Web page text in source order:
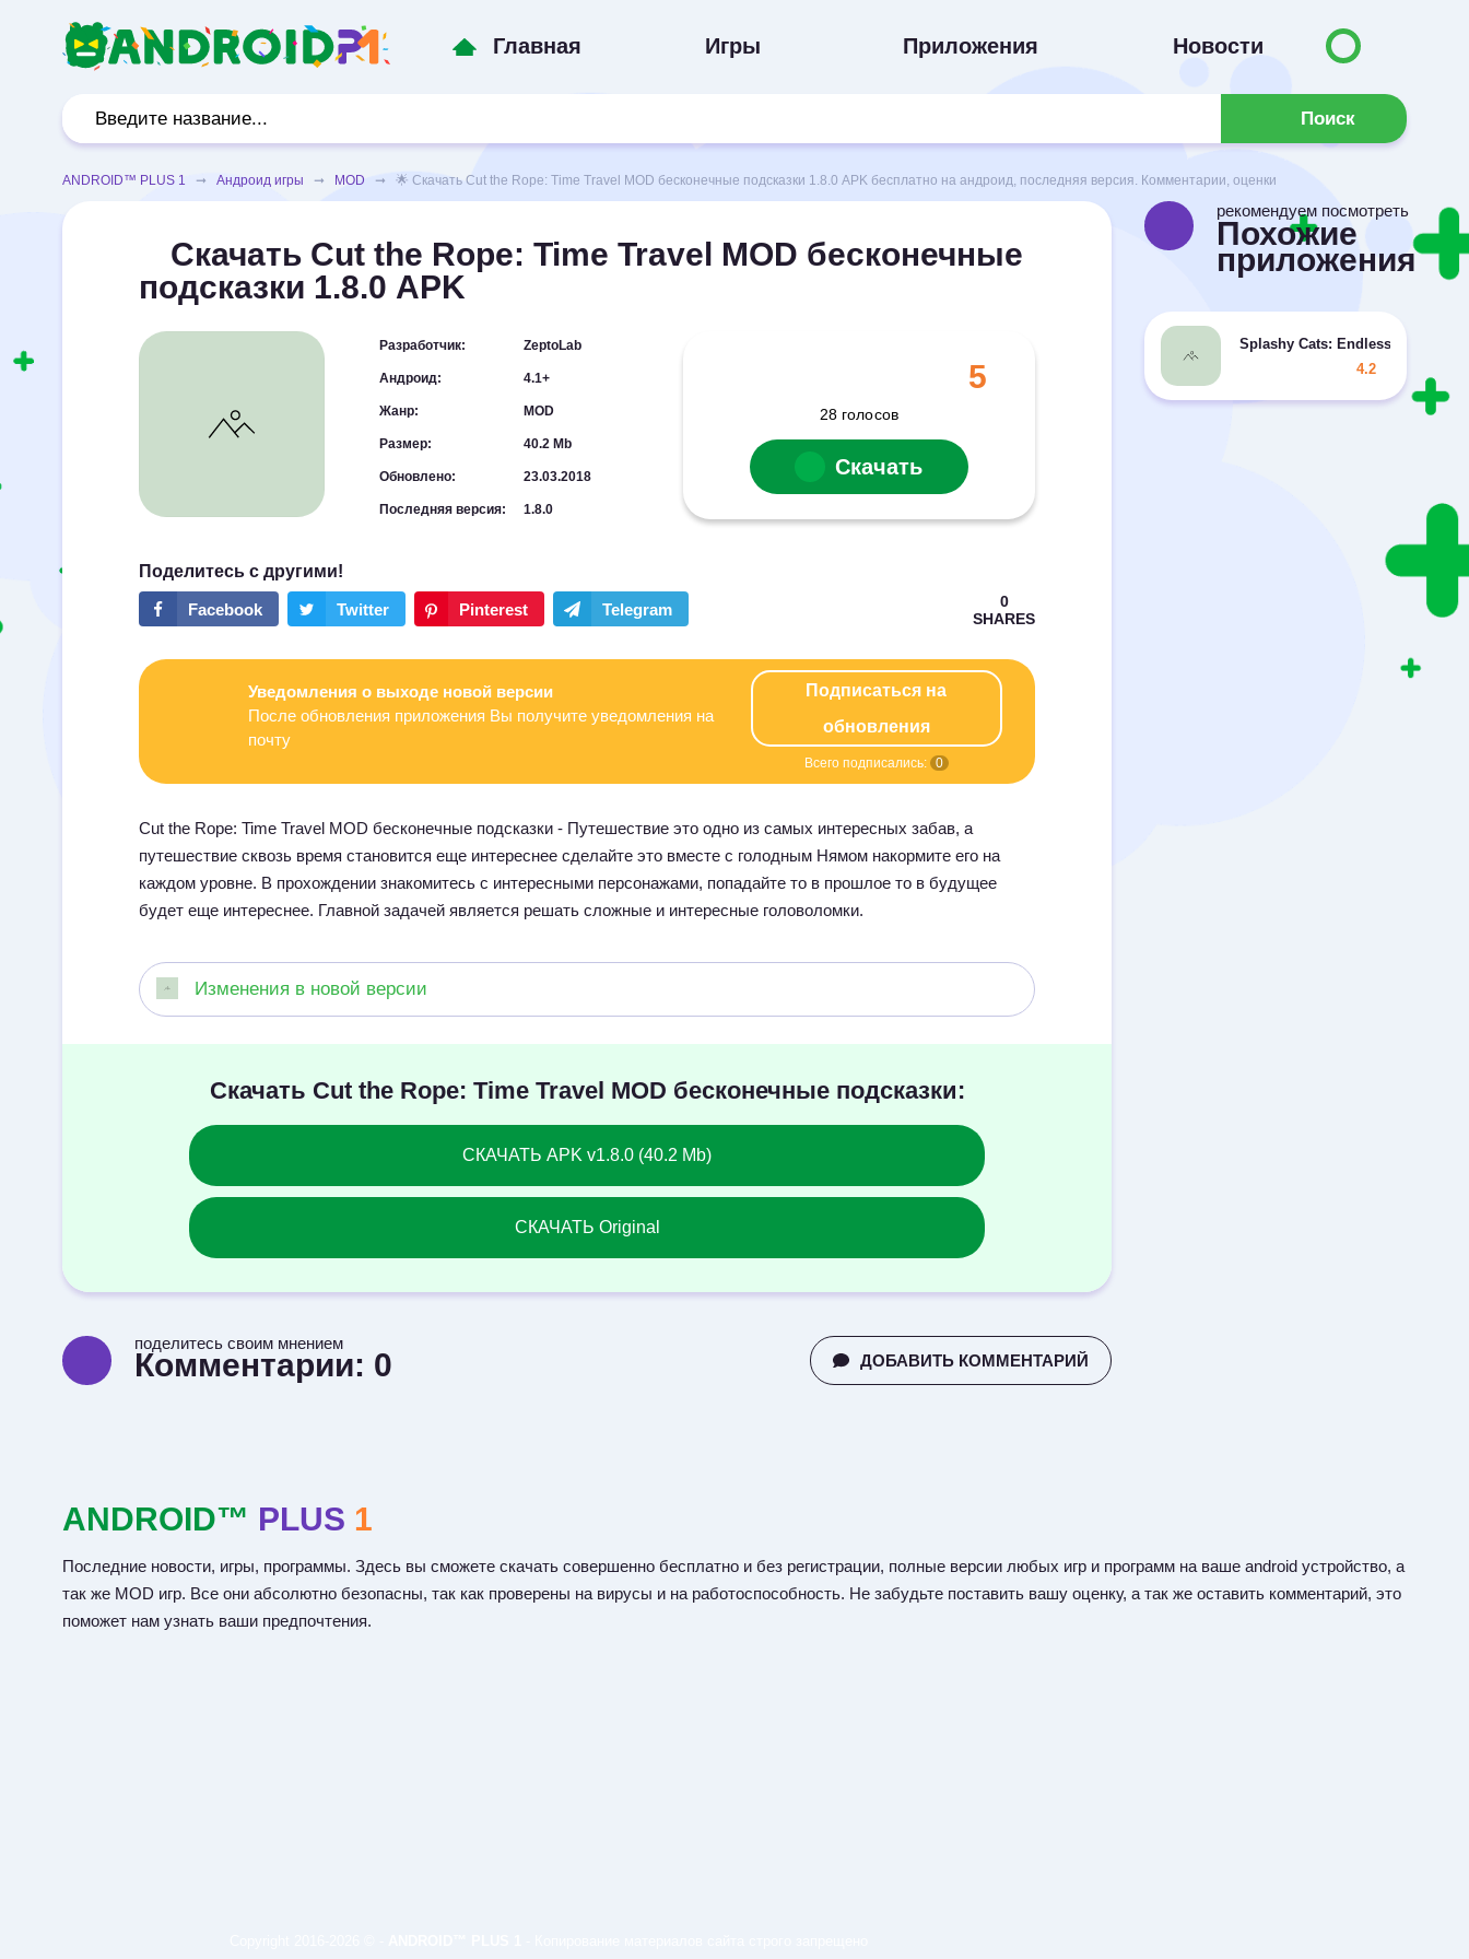
Главная Игры Приложения Новости
Поиск
ANDROID™ PLUS 1 ➞ Андроид игры ➞ MOD ➞ 🌟 Скачать Cut the Rope: Time Travel MOD бесконечные подсказки 1.8.0 APK бесплатно на андроид, последняя версия. Комментарии, оценки
Скачать Cut the Rope: Time Travel MOD бесконечные
подсказки 1.8.0 APK
Разработчик: ZeptoLab
Андроид: 4.1+
Жанр: MOD
Размер: 40.2 Mb
Обновлено: 23.03.2018
Последняя версия: 1.8.0
5
28 голосов
Скачать
Уведомления о выходе новой версии
После обновления приложения Вы получите уведомления на
почту
Подписаться на
обновления
Всего подписались: 0
Cut the Rope: Time Travel MOD бесконечные подсказки - Путешествие это одно из самых интересных забав, а
путешествие сквозь время становится еще интереснее сделайте это вместе с голодным Нямом накормите его на
каждом уровне. В прохождении знакомитесь с интересными персонажами, попадайте то в прошлое то в будущее
будет еще интереснее. Главной задачей является решать сложные и интересные головоломки.
Изменения в новой версии
Скачать Cut the Rope: Time Travel MOD бесконечные подсказки:
СКАЧАТЬ APK v1.8.0 (40.2 Mb)
СКАЧАТЬ Original
поделитесь своим мнением
Комментарии: 0 ДОБАВИТЬ КОММЕНТАРИЙ
рекомендуем посмотреть
Похожие
приложения
Splashy Cats: Endless ZigZag
4.2
ANDROID™ PLUS 1
Последние новости, игры, программы. Здесь вы сможете скачать совершенно бесплатно и без регистрации, полные версии любых игр и программ на ваше android устройство, а
так же MOD игр. Все они абсолютно безопасны, так как проверены на вирусы и на работоспособность. Не забудьте поставить вашу оценку, а так же оставить комментарий, это
поможет нам узнать ваши предпочтения.